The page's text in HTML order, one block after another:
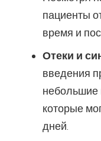
пациенты
время и
Отеки и
введения
небольшие
которые
дней.